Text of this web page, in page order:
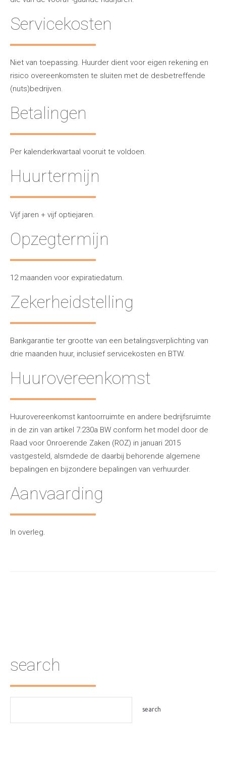
Servicekosten
Niet van toepassing. Huurder dient voor eigen rekening en
risico overeenkomsten te sluiten met de desbetreffende
(nuts)bedrijven.
Betalingen
Per kalenderkwartaal vooruit te voldoen.
Huurtermijn
Vijf jaren + vijf optiejaren.
Opzegtermijn
12 maanden voor expiratiedatum.
Zekerheidstelling
Bankgarantie ter grootte van een betalingsverplichting van
drie maanden huur, inclusief servicekosten en BTW.
Huurovereenkomst
Huurovereenkomst kantoorruimte en andere bedrijfsruimte
in de zin van artikel 7:230a BW conform het model door de
Raad voor Onroerende Zaken (ROZ) in januari 2015
vastgesteld, alsmdede de daarbij behorende algemene
bepalingen en bijzondere bepalingen van verhuurder.
Aanvaarding
In overleg.
search